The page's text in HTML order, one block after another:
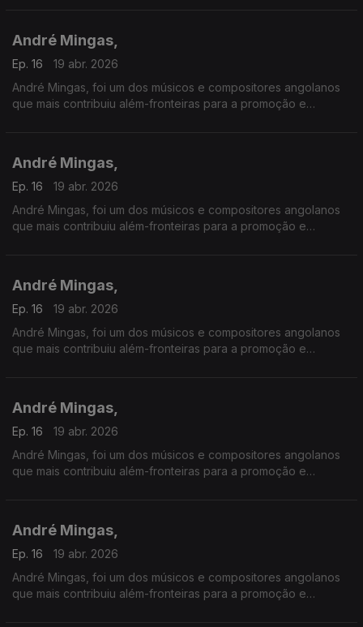
André Mingas,
Ep. 16
19 abr. 2026
André Mingas, foi um dos músicos e compositores angolanos
que mais contribuiu além-fronteiras para a promoção e
André Mingas,
Ep. 16
19 abr. 2026
André Mingas, foi um dos músicos e compositores angolanos
que mais contribuiu além-fronteiras para a promoção e
André Mingas,
Ep. 16
19 abr. 2026
André Mingas, foi um dos músicos e compositores angolanos
que mais contribuiu além-fronteiras para a promoção e
André Mingas,
Ep. 16
19 abr. 2026
André Mingas, foi um dos músicos e compositores angolanos
que mais contribuiu além-fronteiras para a promoção e
André Mingas,
Ep. 16
19 abr. 2026
André Mingas, foi um dos músicos e compositores angolanos
que mais contribuiu além-fronteiras para a promoção e